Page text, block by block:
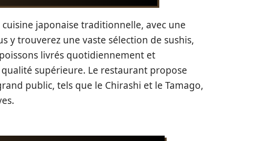
japonaise traditionnelle, avec une
y trouverez une vaste sélection de sushis,
livrés quotidiennement et
supérieure. Le restaurant propose
public, tels que le Chirashi et le Tamago,